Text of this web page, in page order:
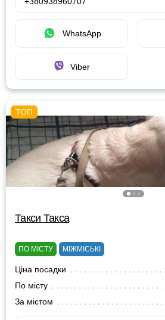
WhatsApp
Viber
Такси Такса
ПО МІСТУ МІЖМІСЬКІ
Ціна посадки
По місту
За містом